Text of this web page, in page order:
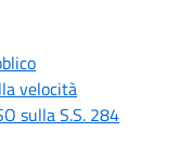
velocità
sulla S.S. 284